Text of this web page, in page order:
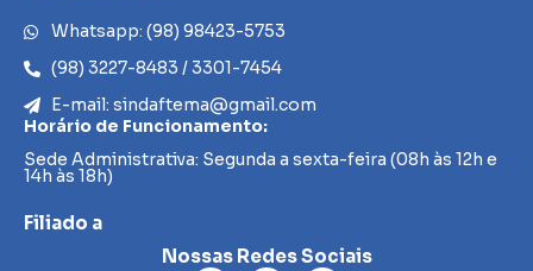
Whatsapp: (98) 98423-5753
(98) 3227-8483 / 3301-7454
E-mail: sindaftema@gmail.com
Horário de Funcionamento:
Sede Administrativa: Segunda a sexta-feira (08h às 12h e
14h às 18h)
Filiado a
Nossas Redes Sociais